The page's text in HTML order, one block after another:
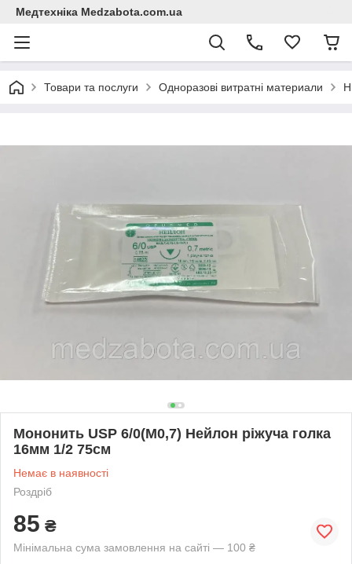
Медтехніка Medzabota.com.ua
Товари та послуги Одноразові витратні материали
Мононить USP 6/0(М0,7) Нейлон ріжуча голка
16мм 1/2 75см
Немає в наявності
Роздріб
85 ₴
Мінімальна сума замовлення на сайті — 100 ₴